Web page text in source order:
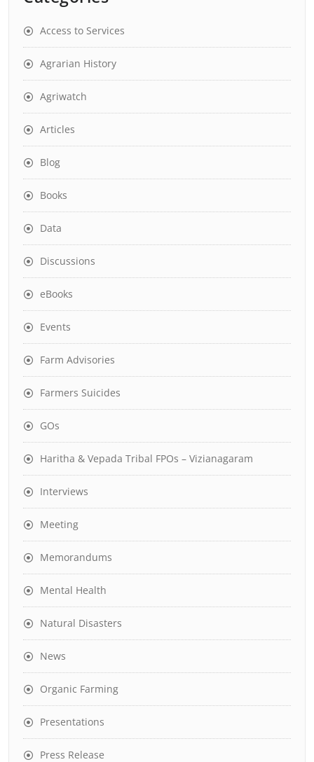
Access to Services
Agrarian History
Agriwatch
Articles
Blog
Books
Data
Discussions
eBooks
Events
Farm Advisories
Farmers Suicides
GOs
Haritha & Vepada Tribal FPOs – Vizianagaram
Interviews
Meeting
Memorandums
Mental Health
Natural Disasters
News
Organic Farming
Presentations
Press Release